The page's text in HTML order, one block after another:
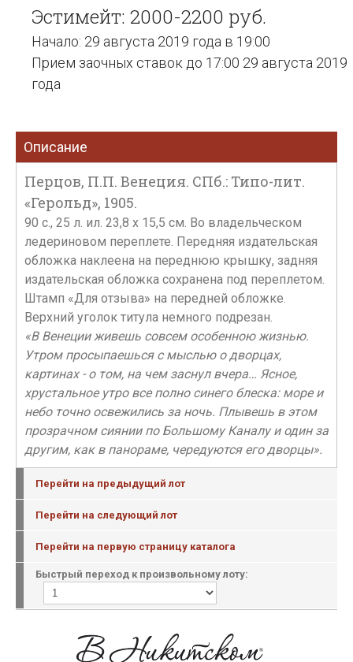
Эстимейт: 2000-2200 руб.
Начало: 29 августа 2019 года в 19:00
Прием заочных ставок до 17:00 29 августа 2019
года
Описание
Перцов, П.П. Венеция. СПб.: Типо-лит.
«Герольд», 1905.
90 с., 25 л. ил. 23,8 х 15,5 см. Во владельческом
ледериновом переплете. Передняя издательская
обложка наклеена на переднюю крышку, задняя
издательская обложка сохранена под переплетом.
Штамп «Для отзыва» на передней обложке.
Верхний уголок титула немного подрезан.
«В Венеции живешь совсем особенною жизнью.
Утром просыпаешься с мыслью о дворцах,
картинах - о том, на чем заснул вчера… Ясное,
хрустальное утро все полно синего блеска: море и
небо точно освежились за ночь. Плывешь в этом
прозрачном сиянии по Большому Каналу и один за
другим, как в панораме, чередуются его дворцы».
Перейти на предыдущий лот
Перейти на следующий лот
Перейти на первую страницу каталога
Быстрый переход к произвольному лоту: